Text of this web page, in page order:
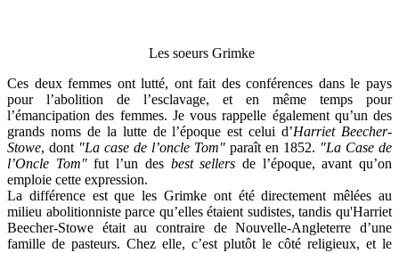
Les soeurs Grimke
Ces deux femmes ont lutté, ont fait des conférences dans le pays
pour l’abolition de l’esclavage, et en même temps pour
l’émancipation des femmes. Je vous rappelle également qu’un des
grands noms de la lutte de l’époque est celui d’Harriet Beecher-
Stowe, dont "La case de l’oncle Tom" paraît en 1852. "La Case de
l’Oncle Tom"fut l’un des best sellers de l’époque, avant qu’on
emploie cette expression.
La différence est que les Grimke ont été directement mêlées au
milieu abolitionniste parce qu’elles étaient sudistes, tandis qu'Harriet
Beecher-Stowe était au contraire de Nouvelle-Angleterre d’une
famille de pasteurs. Chez elle, c’est plutôt le côté religieux, et le